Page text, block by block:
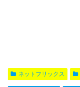
ネットフリックス